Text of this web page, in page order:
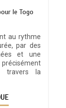
le Togo
au rythme
par des
et une
précisément
travers la